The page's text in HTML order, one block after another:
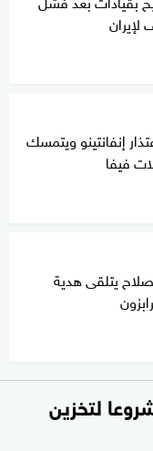
إنفانتينو ويتمسك
فيفا
يتلقى هدية
لتخزين